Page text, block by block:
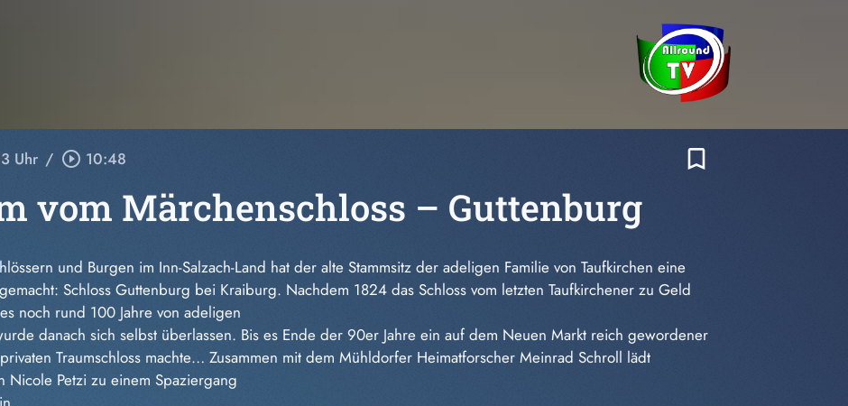
Uhr / play_circle_outline 10:48 bookmark_border
vom Märchenschloss – Guttenburg
und Burgen im Inn-Salzach-Land hat der alte Stammsitz der adeligen Familie von Taufkirchen eine
Schloss Guttenburg bei Kraiburg. Nachdem 1824 das Schloss vom letzten Taufkirchener zu Geld
noch rund 100 Jahre von adeligen
danach sich selbst überlassen. Bis es Ende der 90er Jahre ein auf dem Neuen Markt reich gewordener
Traumschloss machte… Zusammen mit dem Mühldorfer Heimatforscher Meinrad Schroll lädt
Nicole Petzi zu einem Spaziergang